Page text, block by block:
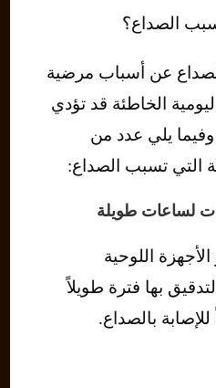
الصداع؟
الصداع عن أسباب مرضية
الخاطئة قد تؤدي
وفيما يلي عدد من
التي تسبب الصداع:
اللوحية
بها فترة طويلاً
بالصداع.